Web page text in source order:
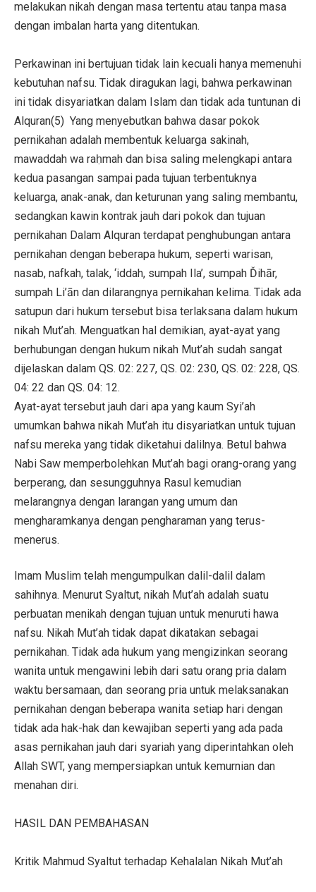
melakukan nikah dengan masa tertentu atau tanpa masa
dengan imbalan harta yang ditentukan.
Perkawinan ini bertujuan tidak lain kecuali hanya memenuhi
kebutuhan nafsu. Tidak diragukan lagi, bahwa perkawinan
ini tidak disyariatkan dalam Islam dan tidak ada tuntunan di
Alquran(5) Yang menyebutkan bahwa dasar pokok
pernikahan adalah membentuk keluarga sakinah,
mawaddah wa raḥmah dan bisa saling melengkapi antara
kedua pasangan sampai pada tujuan terbentuknya
keluarga, anak-anak, dan keturunan yang saling membantu,
sedangkan kawin kontrak jauh dari pokok dan tujuan
pernikahan Dalam Alquran terdapat penghubungan antara
pernikahan dengan beberapa hukum, seperti warisan,
nasab, nafkah, talak, ‘iddah, sumpah Ila’, sumpah Ďihār,
sumpah Li’ān dan dilarangnya pernikahan kelima. Tidak ada
satupun dari hukum tersebut bisa terlaksana dalam hukum
nikah Mut’ah. Menguatkan hal demikian, ayat-ayat yang
berhubungan dengan hukum nikah Mut’ah sudah sangat
dijelaskan dalam QS. 02: 227, QS. 02: 230, QS. 02: 228, QS.
04: 22 dan QS. 04: 12.
Ayat-ayat tersebut jauh dari apa yang kaum Syi’ah
umumkan bahwa nikah Mut’ah itu disyariatkan untuk tujuan
nafsu mereka yang tidak diketahui dalilnya. Betul bahwa
Nabi Saw memperbolehkan Mut’ah bagi orang-orang yang
berperang, dan sesungguhnya Rasul kemudian
melarangnya dengan larangan yang umum dan
mengharamkanya dengan pengharaman yang terus-
menerus.
Imam Muslim telah mengumpulkan dalil-dalil dalam
sahihnya. Menurut Syaltut, nikah Mut’ah adalah suatu
perbuatan menikah dengan tujuan untuk menuruti hawa
nafsu. Nikah Mut’ah tidak dapat dikatakan sebagai
pernikahan. Tidak ada hukum yang mengizinkan seorang
wanita untuk mengawini lebih dari satu orang pria dalam
waktu bersamaan, dan seorang pria untuk melaksanakan
pernikahan dengan beberapa wanita setiap hari dengan
tidak ada hak-hak dan kewajiban seperti yang ada pada
asas pernikahan jauh dari syariah yang diperintahkan oleh
Allah SWT, yang mempersiapkan untuk kemurnian dan
menahan diri.
HASIL DAN PEMBAHASAN
Kritik Mahmud Syaltut terhadap Kehalalan Nikah Mut’ah